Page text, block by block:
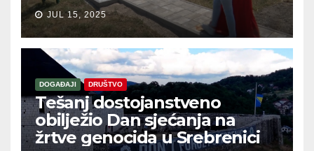
JUL 15, 2025
DOGAĐAJI DRUŠTVO
Tešanj dostojanstveno
obilježio Dan sjećanja na
žrtve genocida u Srebrenici